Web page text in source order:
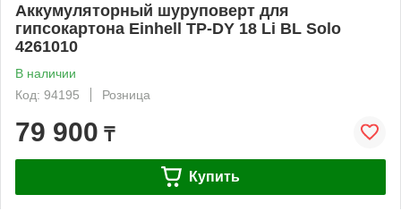
Аккумуляторный шуруповерт для
гипсокартона Einhell TP-DY 18 Li BL Solo
4261010
В наличии
Код: 94195
Розница
79 900 ₸
Купить